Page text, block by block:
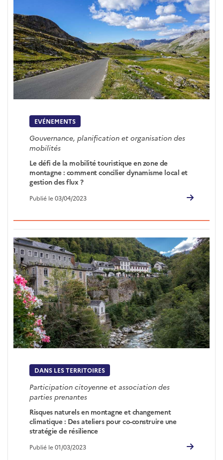
EVÉNEMENTS
Gouvernance, planification et organisation des
mobilités
Le défi de la mobilité touristique en zone de
montagne : comment concilier dynamisme local et
gestion des flux ?
Publié le 03/04/2023
DANS LES TERRITOIRES
Participation citoyenne et association des
parties prenantes
Risques naturels en montagne et changement
climatique : Des ateliers pour co-construire une
stratégie de résilience
Publié le 01/03/2023